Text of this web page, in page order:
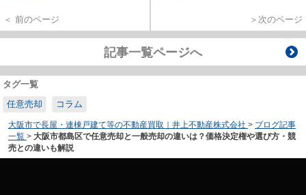
＜ 前のページ ＞次のページ
記事一覧ページへ
タグ一覧
任意売却
コラム
大阪市で長屋・連棟戸建て等の不動産買取｜井上不動産株式会社 > ブログ記事
一覧 > 大阪市都島区で任意売却と一般売却の違いは？価格決定権や選び方・競
売との違いも解説